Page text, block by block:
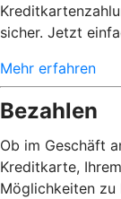
sicher. Jetzt
Mehr erfahren
Bezahlen
Ob im Geschäft
Kreditkarte,
Möglichkeiten zu